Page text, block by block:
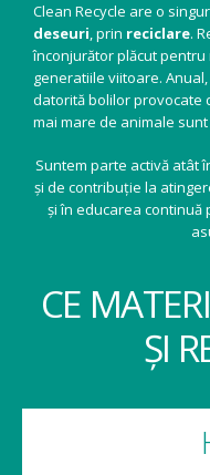
Clean Recycle are o
deseuri, prin reciclare.
înconjurător plăcut
generatiile viitoare.
datorită bolilor provocate
mai mare de animale
Suntem parte activă atât
și de contribuție la
și în educarea continuă
CE
ȘI